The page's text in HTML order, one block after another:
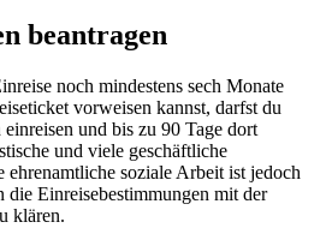
beantragen
noch mindestens sech Monate
vorweisen kannst, darfst du
und bis zu 90 Tage dort
und viele geschäftliche
soziale Arbeit ist jedoch
Einreisebestimmungen mit der
klären.